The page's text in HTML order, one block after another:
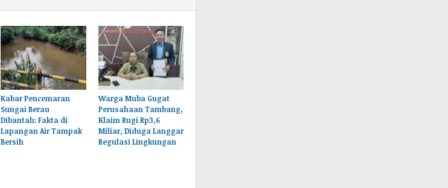
Kabar Pencemaran
Sungai Berau
Dibantah: Fakta di
Lapangan Air Tampak
Bersih
Warga Muba Gugat
Perusahaan Tambang,
Klaim Rugi Rp3,6
Miliar, Diduga Langgar
Regulasi Lingkungan